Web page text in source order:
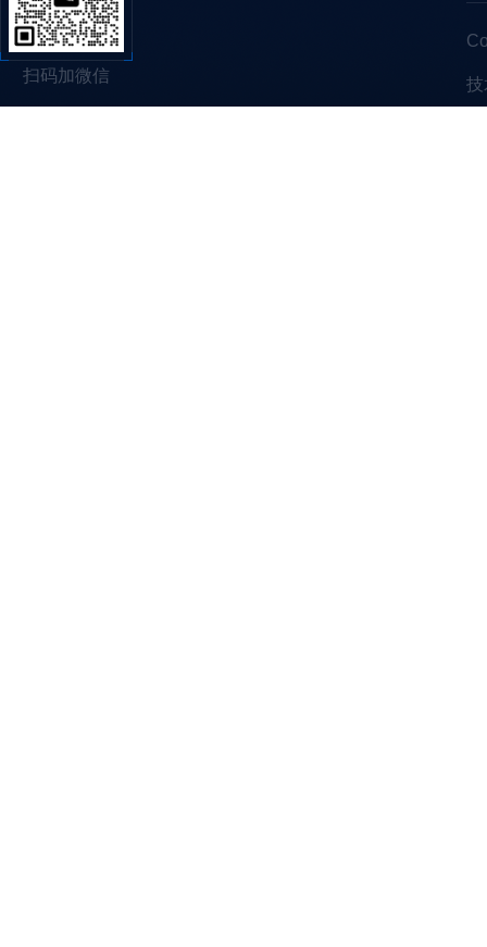
扫码加微信 技